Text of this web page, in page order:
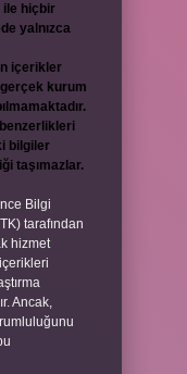
ile hiçbir
yalnızca
içerikler
kurum
bilgiler
taşımazlar.
Bilgi
tarafından
hizmet
Ancak,